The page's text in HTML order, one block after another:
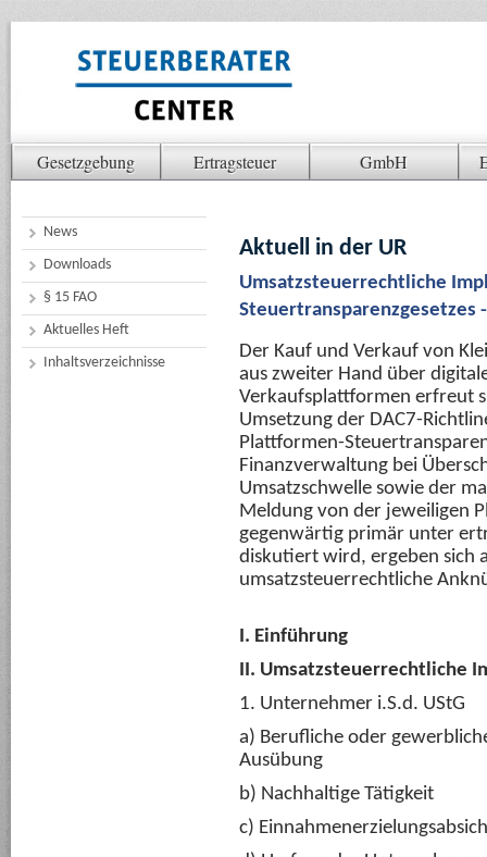
Gesetzgebung Ertragsteuer GmbH
News
Downloads
§ 15 FAO
Aktuelles Heft
Inhaltsverzeichnisse
Aktuell in der UR
Umsatzsteuerrechtliche
Steuertransparenzgesetzes
Der Kauf und Verkauf von
aus zweiter Hand über
Verkaufsplattformen erfreut
Umsetzung der DAC7-
Plattformen-
Finanzverwaltung bei
Umsatzschwelle sowie der
Meldung von der jeweiligen
gegenwärtig primär unter
diskutiert wird, ergeben sich
umsatzsteuerrechtliche
I. Einführung
II. Umsatzsteuerrechtliche
1. Unternehmer i.S.d. UStG
a) Berufliche oder
Ausübung
b) Nachhaltige Tätigkeit
c)